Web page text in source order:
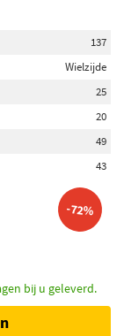
137
Wielzijde
25
20
49
43
-72%
bij u geleverd.